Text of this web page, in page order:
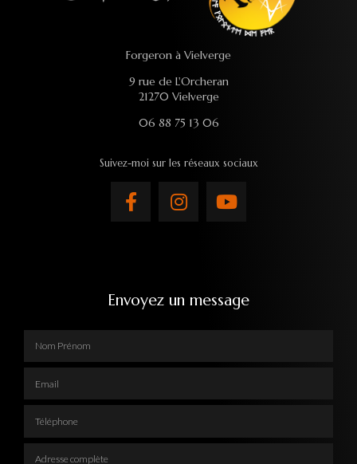
Forgeron à Vielverge
9 rue de L'Orcheran
21270 Vielverge
06 88 75 13 06
Suivez-moi sur les réseaux sociaux
Envoyez un message